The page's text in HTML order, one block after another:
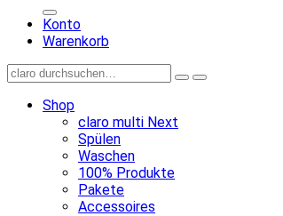
Konto
Warenkorb
Shop
claro multi Next
Spülen
Waschen
100% Produkte
Pakete
Accessoires